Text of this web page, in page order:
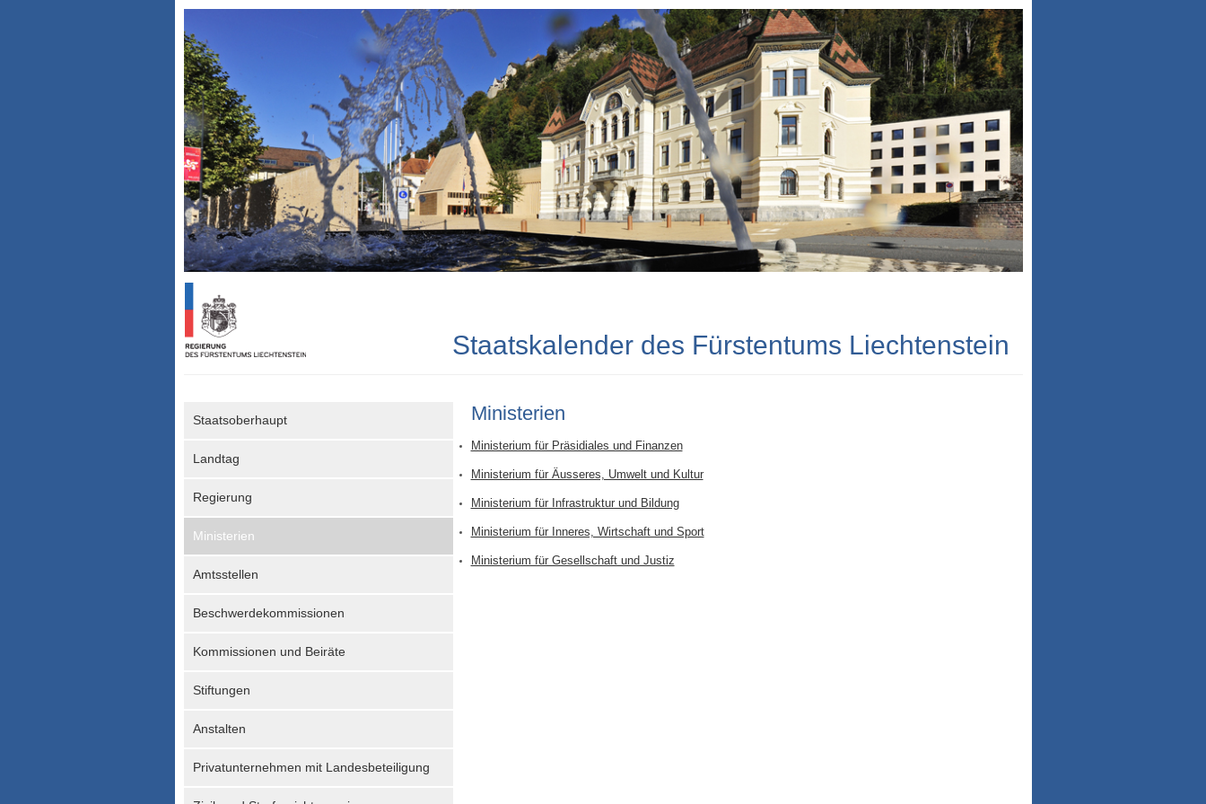
Staatskalender des Fürstentums Liechtenstein
Staatsoberhaupt
Landtag
Regierung
Ministerien
Amtsstellen
Beschwerdekommissionen
Kommissionen und Beiräte
Stiftungen
Anstalten
Privatunternehmen mit Landesbeteiligung
Mini­sterien
Ministerium für Präsidiales und Finanzen
Ministerium für Äusseres, Umwelt und Kultur
Ministerium für Infrastruktur und Bildung
Ministerium für Inneres, Wirtschaft und Sport
Ministerium für Gesellschaft und Justiz